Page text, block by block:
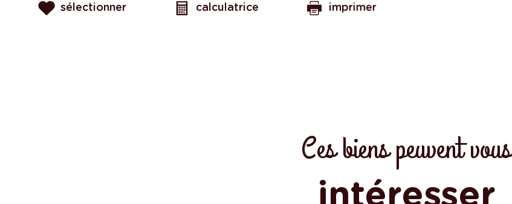
sélectionner calculatrice imprimer
Ces biens peuvent vous
intéresser